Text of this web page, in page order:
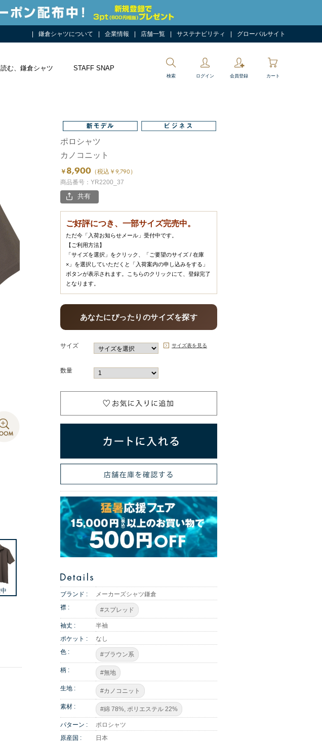
鎌倉シャツについて 企業情報 店舗一覧 サステナビリティ グローバルサイト
読む、鎌倉シャツ STAFF SNAP
検索 ログイン 会員登録 カート
ポロシャツ
カノコニット
￥ 8,900 （税込￥9,790）
商品番号：YR2200_37
共有
ご好評につき、一部サイズ完売中。
ただ今「入荷お知らせメール」受付中です。
【ご利用方法】
「サイズを選択」をクリック、「ご要望のサイズ / 在庫
×」を選択していただくと「入荷案内の申し込みをする」
ボタンが表示されます。こちらのクリックにて、登録完了
となります。
あなたにぴったりのサイズを探す
サイズ サイズ表を見る
数量
ブランド :
メーカーズシャツ鎌倉
襟 :
#スプレッド
袖丈 :
半袖
ポケット :
なし
色 :
#ブラウン系
柄 : #無地
生地 : #カノコニット
素材 : #綿 78%, ポリエステル 22%
パターン :
ポロシャツ
原産国 :
日本